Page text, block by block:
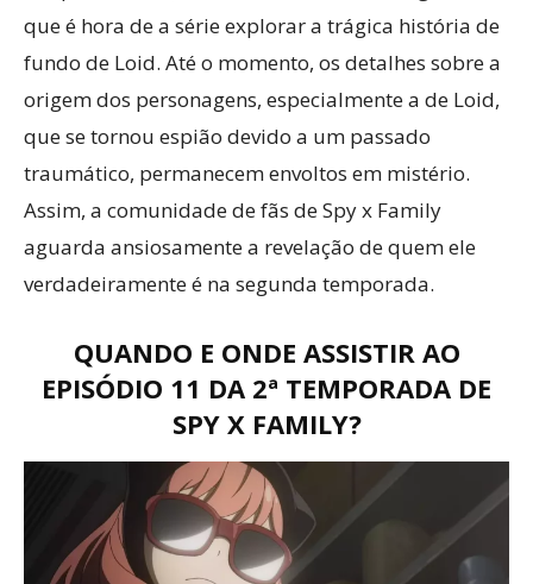
que é hora de a série explorar a trágica história de
fundo de Loid. Até o momento, os detalhes sobre a
origem dos personagens, especialmente a de Loid,
que se tornou espião devido a um passado
traumático, permanecem envoltos em mistério.
Assim, a comunidade de fãs de Spy x Family
aguarda ansiosamente a revelação de quem ele
verdadeiramente é na segunda temporada.
QUANDO E ONDE ASSISTIR AO
EPISÓDIO 11 DA 2ª TEMPORADA DE
SPY X FAMILY?